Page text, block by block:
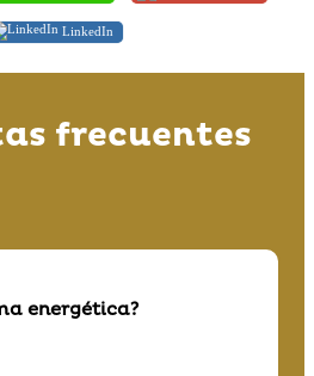
LinkedIn
frecuentes
energética?